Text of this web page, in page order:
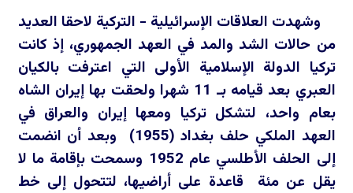
وشهدت العلاقات الإسرائيلية - التركية لاحقا العديد
من حالات الشد والمد في العهد الجمهوري، إذ كانت
تركيا الدولة الإسلامية الأولى التي اعترفت بالكيان
العبري بعد قيامه بـ 11 شهرا ولحقت بها إيران الشاه
بعام واحد، لتشكل تركيا ومعها إيران والعراق في
العهد الملكي حلف بغداد (1955) وبعد أن انضمت
إلى الحلف الأطلسي عام 1952 وسمحت بإقامة ما لا
يقل عن مئة قاعدة على أراضيها، لتتحول إلى خط